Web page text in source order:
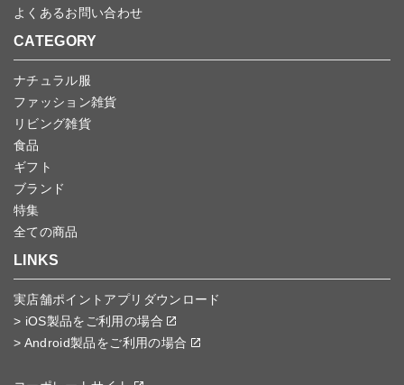
よくあるお問い合わせ
CATEGORY
ナチュラル服
ファッション雑貨
リビング雑貨
食品
ギフト
ブランド
特集
全ての商品
LINKS
実店舗ポイントアプリダウンロード
> iOS製品をご利用の場合
> Android製品をご利用の場合